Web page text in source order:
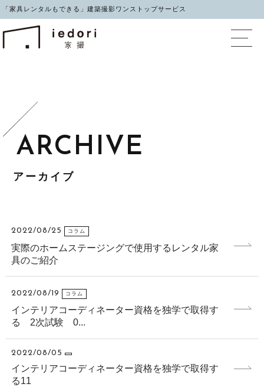
「家具レンタルもできる」建築撮影ワンストップサービス
イエドリ（家撮）家
アーカイブ
2022/08/25 コラム
実際のホームステージングで使用するレンタル家
具のご紹介
2022/08/19 コラム
インテリアコーディネーター資格を独学で取得す
る 2次試験 0...
2022/08/05
インテリアコーディネーター資格を独学で取得す
る11